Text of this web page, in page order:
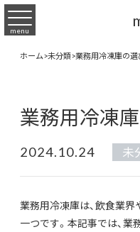
menu
ホーム>未分類>業務用冷凍庫の
業務用冷凍
2024.10.24 未
業務用冷凍庫は、飲食業
一つです。本記事では、業